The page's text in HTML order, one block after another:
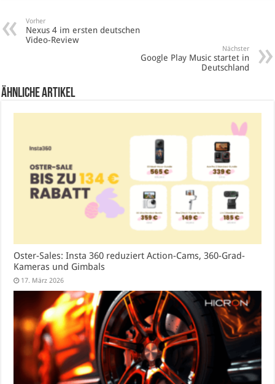
Vorher
Nexus 4 im ersten deutschen
Video-Review
Nächster
Google Play Music startet in
Deutschland
Ähnliche Artikel
Oster-Sales: Insta 360 reduziert Action-Cams, 360-Grad-
Kameras und Gimbals
17. März 2026